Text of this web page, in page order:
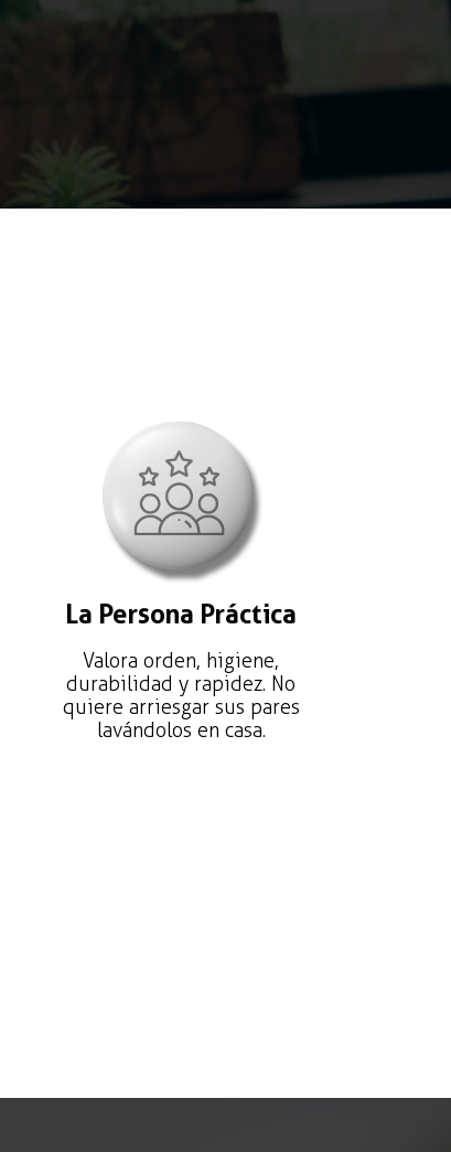
La Persona Práctica
Valora orden, higiene,
durabilidad y rapidez. No
quiere arriesgar sus pares
lavándolos en casa.